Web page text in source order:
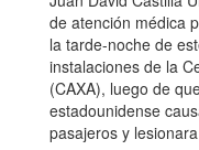
de atención médica
la tarde-noche de
instalaciones de la
(CAXA), luego de
estadounidense
pasajeros y